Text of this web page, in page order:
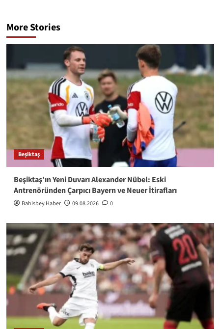
More Stories
Beşiktaş
Beşiktaş’ın Yeni Duvarı Alexander Nübel: Eski
Antrenöründen Çarpıcı Bayern ve Neuer İtirafları
Bahisbey Haber 09.08.2026 0